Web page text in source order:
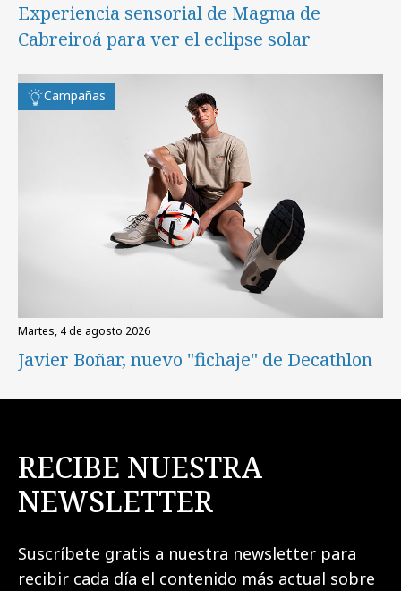
Experiencia sensorial de Magma de
Cabreiroá para ver el eclipse solar
Campañas
martes, 4 de agosto 2026
Javier Boñar, nuevo "fichaje" de Decathlon
RECIBE NUESTRA
NEWSLETTER
Suscríbete gratis a nuestra newsletter para
recibir cada día el contenido más actual sobre